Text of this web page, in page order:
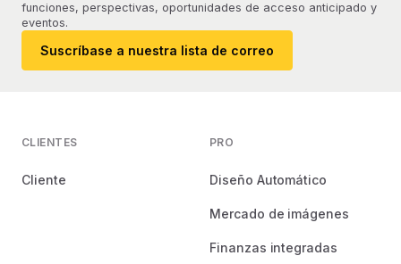
funciones, perspectivas, oportunidades de acceso anticipado y
eventos.
Suscríbase a nuestra lista de correo
CLIENTES
Cliente
PRO
Diseño Automático
Mercado de imágenes
Finanzas integradas